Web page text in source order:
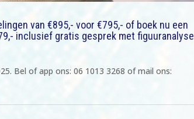
van €895,- voor €795,- of boek nu een
inclusief gratis gesprek met figuuranalyse
Bel of app ons: 06 1013 3268 of mail ons: